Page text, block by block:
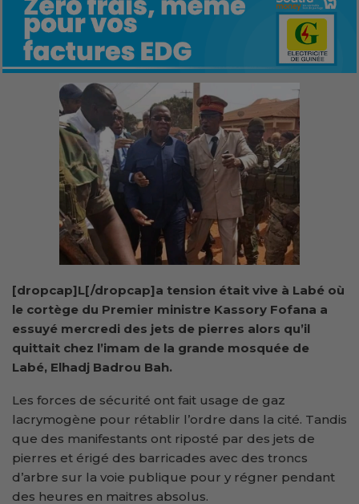
[dropcap]L[/dropcap]a tension était vive à Labé où
le cortège du Premier ministre Kassory Fofana a
essuyé mercredi des jets de pierres alors qu’il
quittait chez l’imam de la grande mosquée de
Labé, Elhadj Badrou Bah.
Les forces de sécurité ont fait usage de gaz
lacrymogène pour rétablir l’ordre dans la cité. Tandis
que des manifestants ont riposté par des jets de
pierres et érigé des barricades avec des troncs
d’arbre sur la voie publique pour y régner pendant
des heures en maitres absolus.